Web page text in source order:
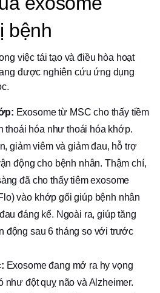
bệnh
việc tái tạo và điều hòa hoạt
được nghiên cứu ứng dụng
Exosome từ MSC cho thấy tiềm
thoái hóa như thoái hóa khớp.
giảm viêm và giảm đau, hỗ trợ
động cho bệnh nhân. Thậm chí,
đã cho thấy tiêm exosome
vào khớp gối giúp bệnh nhân
đáng kể. Ngoài ra, giúp tăng
động sau 6 tháng so với trước
Exosome đang mở ra hy vọng
như đột quỵ não và Alzheimer.